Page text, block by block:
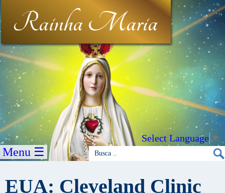
Rainha Maria
Select Language ▼
Menu ☰
EUA: Cleveland Clinic